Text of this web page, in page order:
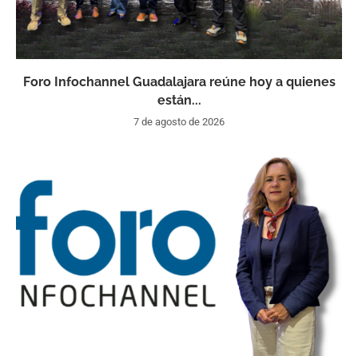
Foro Infochannel Guadalajara reúne hoy a quienes
están...
7 de agosto de 2026